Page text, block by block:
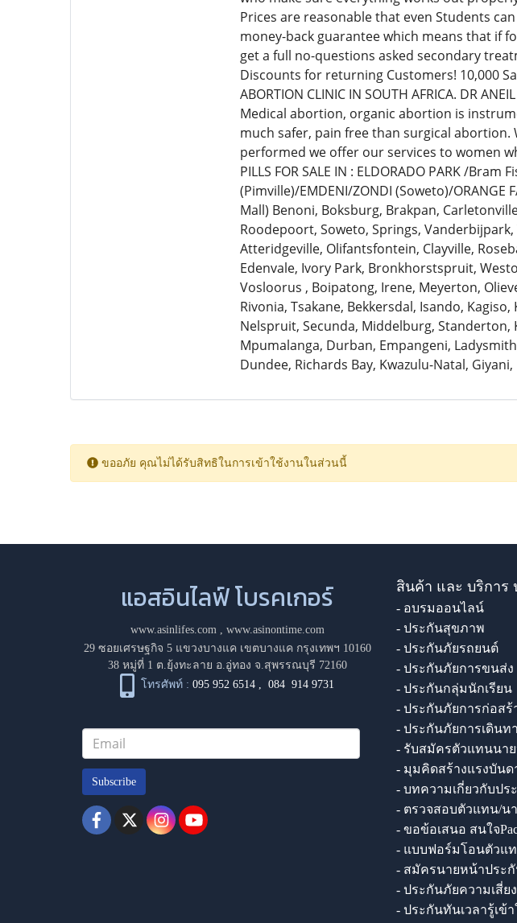
Prices are reasonable that even Students
money-back guarantee which means that if
get a full no-questions asked secondary
Discounts for returning Customers! 10,000
ABORTION CLINIC IN SOUTH AFRICA. DR
Medical abortion, organic abortion is
much safer, pain free than surgical
performed we offer our services to women
PILLS FOR SALE IN : ELDORADO PARK /
(Pimville)/EMDENI/ZONDI (Soweto)/ORANGE
Mall) Benoni, Boksburg, Brakpan,
Roodepoort, Soweto, Springs,
Atteridgeville, Olifantsfontein, Clayville,
Edenvale, Ivory Park, Bronkhorstspruit,
Vosloorus , Boipatong, Irene, Meyerton,
Rivonia, Tsakane, Bekkersdal, Isando,
Nelspruit, Secunda, Middelburg, Standerton,
Mpumalanga, Durban, Empangeni,
Dundee, Richards Bay, Kwazulu-Natal,
ขออภัย คุณไม่ได้รับสิทธิในการเข้าใช้งานในส่วนนี้
แอสอินไลฟ์ โบรคเกอร์
www.asinlifes.com, www.asinontime.com
29 ซอยเศรษฐกิจ 5 แขวงบางแค เขตบางแค กรุงเทพฯ 10160
38 หมู่ที่ 1 ต.ยุ้งทะลาย อ.อู่ทอง จ.สุพรรณบุรี 72160
โทรศัพท์ : 095 952 6514 ,084 914 9731
Subscribe
สินค้า และ บริการ
- อบรมออนไลน์
- ประกันสุขภาพ
- ประกันภัยรถยนต์
- ประกันภัยการขนส่ง
- ประกันกลุ่มนักเรียน
- ประกันภัยการก่อสร้
- ประกันภัยการเดินท
- รับสมัครตัวแทนนา
- มุมคิดสร้างแรงบันด
- บทความเกี่ยวกับปร
- ตรวจสอบตัวแทน/น
- ขอข้อเสนอ สนใจ
- แบบฟอร์มโอนตัวแ
- สมัครนายหน้าประ
- ประกันภัยความเสี่ย
- ประกันทันเวลารู้เข้